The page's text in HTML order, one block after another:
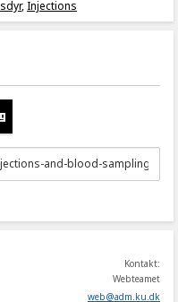
,Injections
Kontakt:
Webteamet
web@adm ku dk